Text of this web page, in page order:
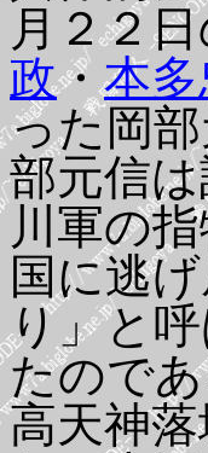
月２２
政・本
った岡
部元信
川軍の
国に逃
り」と
たのであ
高天神